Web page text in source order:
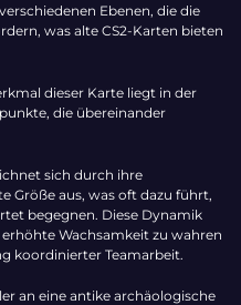
Ebenen, die die
was alte CS2-Karten bieten
dieser Karte liegt in der
die übereinander
sich durch ihre
Größe aus, was oft dazu führt,
begegnen. Diese Dynamik
Wachsamkeit zu wahren
koordinierter Teamarbeit.
an eine antike archäologische